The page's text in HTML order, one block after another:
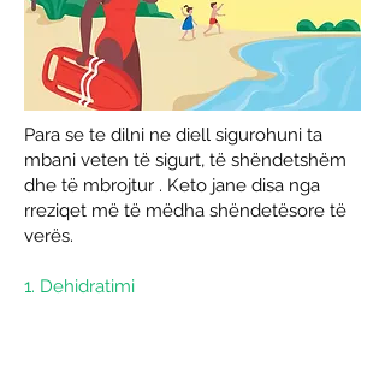
Para se te dilni ne diell sigurohuni ta
mbani veten të sigurt, të shëndetshëm
dhe të mbrojtur . Keto jane disa nga
rreziqet më të mëdha shëndetësore të
verës.
1. Dehidratimi